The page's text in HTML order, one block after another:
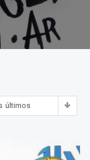
últimos